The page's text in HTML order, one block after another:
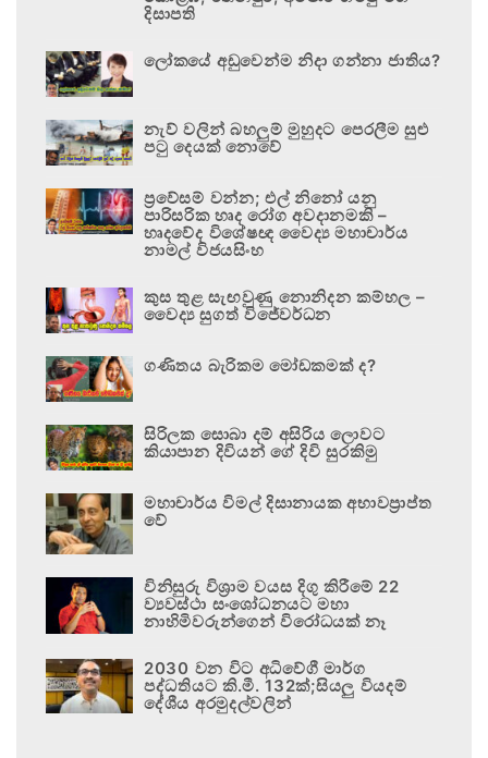
දිසාපති
ලෝකයේ අඩුවෙන්ම නිදා ගන්නා ජාතිය?
නැව් වලින් බහලුම් මුහුදට පෙරලීම සුළු
පටු දෙයක් නොවේ
ප්‍රවේසම් වන්න; එල් නිනෝ යනු
පාරිසරික හෘද රෝග අවදානමකි –
හෘදවේද විශේෂඥ වෛද්‍ය මහාචාර්ය
නාමල් විජයසිංහ
කුස තුළ සැඟවුණු නොනිදන කම්හල –
වෛද්‍ය සුගත් විජේවර්ධන
ගණිතය බැරිකම මෝඩකමක් ද?
සිරිලක සොබා දම් අසිරිය ලොවට
කියාපාන දිවියන් ගේ දිවි සුරකිමු
මහාචාර්ය විමල් දිසානායක අභාවප්‍රාප්ත
වේ
විනිසුරු විශ්‍රාම වයස දිගු කිරීමේ 22
ව්‍යවස්ථා සංශෝධනයට මහා
නාහිමිවරුන්ගෙන් විරෝධයක් නෑ
2030 වන විට අධිවේගී මාර්ග
පද්ධතියට කි.මී. 132ක්;සියලු වියදම්
දේශීය අරමුදල්වලින්